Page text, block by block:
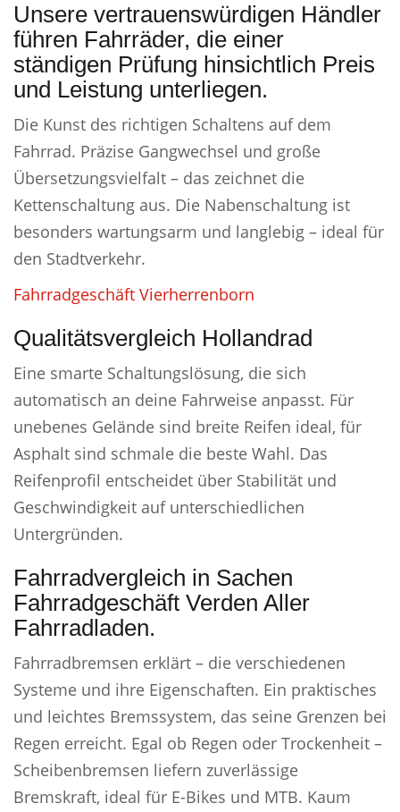
Unsere vertrauenswürdigen Händler
führen Fahrräder, die einer
ständigen Prüfung hinsichtlich Preis
und Leistung unterliegen.
Die Kunst des richtigen Schaltens auf dem
Fahrrad. Präzise Gangwechsel und große
Übersetzungsvielfalt – das zeichnet die
Kettenschaltung aus. Die Nabenschaltung ist
besonders wartungsarm und langlebig – ideal für
den Stadtverkehr.
Fahrradgeschäft Vierherrenborn
Qualitätsvergleich Hollandrad
Eine smarte Schaltungslösung, die sich
automatisch an deine Fahrweise anpasst. Für
unebenes Gelände sind breite Reifen ideal, für
Asphalt sind schmale die beste Wahl. Das
Reifenprofil entscheidet über Stabilität und
Geschwindigkeit auf unterschiedlichen
Untergründen.
Fahrradvergleich in Sachen
Fahrradgeschäft Verden Aller
Fahrradladen.
Fahrradbremsen erklärt – die verschiedenen
Systeme und ihre Eigenschaften. Ein praktisches
und leichtes Bremssystem, das seine Grenzen bei
Regen erreicht. Egal ob Regen oder Trockenheit –
Scheibenbremsen liefern zuverlässige
Bremskraft, ideal für E-Bikes und MTB. Kaum